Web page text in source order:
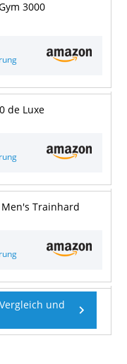
3000
de Luxe
Trainhard
und